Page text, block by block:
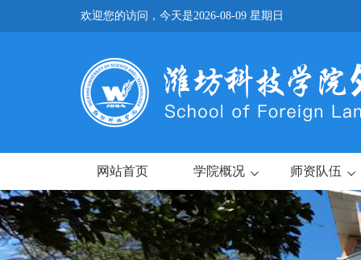
欢迎您的访问，今天是2026-08-09 星期日
网站首页 学院概况 师资队伍